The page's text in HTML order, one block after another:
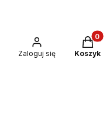
wyszukiwarkę
Zaloguj się Koszyk